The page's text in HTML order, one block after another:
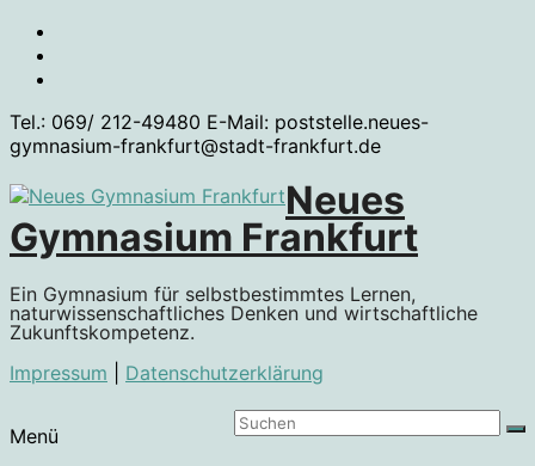
Zum
Inhalt
springen
Tel.: 069/ 212-49480 E-Mail: poststelle.neues-
gymnasium-frankfurt@stadt-frankfurt.de
Neues
Gymnasium Frankfurt
Ein Gymnasium für selbstbestimmtes Lernen,
naturwissenschaftliches Denken und wirtschaftliche
Zukunftskompetenz.
Impressum
Datenschutzerklärung
Menü